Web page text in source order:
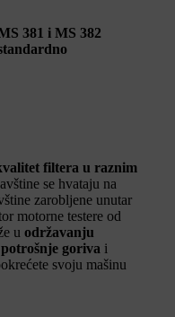
381 i MS 382
filtera u raznim
se hvataju na
zarobljene unutar
motorne testere od
u održavanju
goriva i
svoju mašinu